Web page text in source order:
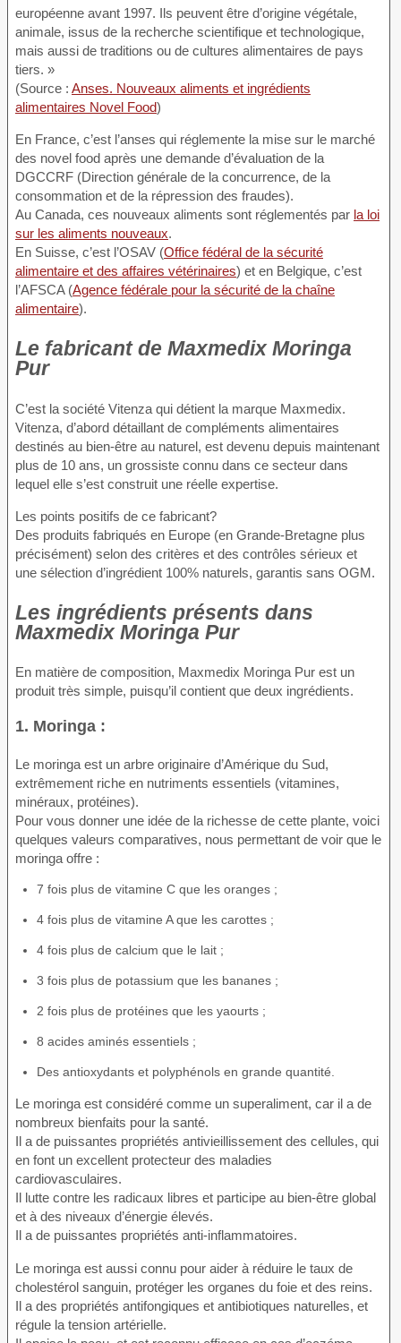
européenne avant 1997. Ils peuvent être d’origine végétale,
animale, issus de la recherche scientifique et technologique,
mais aussi de traditions ou de cultures alimentaires de pays
tiers. »
(Source : Anses. Nouveaux aliments et ingrédients
alimentaires Novel Food)
En France, c’est l’anses qui réglemente la mise sur le marché
des novel food après une demande d’évaluation de la
DGCCRF (Direction générale de la concurrence, de la
consommation et de la répression des fraudes).
Au Canada, ces nouveaux aliments sont réglementés par la loi
sur les aliments nouveaux.
En Suisse, c’est l’OSAV (Office fédéral de la sécurité
alimentaire et des affaires vétérinaires) et en Belgique, c’est
l’AFSCA (Agence fédérale pour la sécurité de la chaîne
alimentaire).
Le fabricant de Maxmedix Moringa
Pur
C’est la société Vitenza qui détient la marque Maxmedix.
Vitenza, d’abord détaillant de compléments alimentaires
destinés au bien-être au naturel, est devenu depuis maintenant
plus de 10 ans, un grossiste connu dans ce secteur dans
lequel elle s’est construit une réelle expertise.
Les points positifs de ce fabricant?
Des produits fabriqués en Europe (en Grande-Bretagne plus
précisément) selon des critères et des contrôles sérieux et
une sélection d’ingrédient 100% naturels, garantis sans OGM.
Les ingrédients présents dans
Maxmedix Moringa Pur
En matière de composition, Maxmedix Moringa Pur est un
produit très simple, puisqu’il contient que deux ingrédients.
1. Moringa :
Le moringa est un arbre originaire d’Amérique du Sud,
extrêmement riche en nutriments essentiels (vitamines,
minéraux, protéines).
Pour vous donner une idée de la richesse de cette plante, voici
quelques valeurs comparatives, nous permettant de voir que le
moringa offre :
7 fois plus de vitamine C que les oranges ;
4 fois plus de vitamine A que les carottes ;
4 fois plus de calcium que le lait ;
3 fois plus de potassium que les bananes ;
2 fois plus de protéines que les yaourts ;
8 acides aminés essentiels ;
Des antioxydants et polyphénols en grande quantité.
Le moringa est considéré comme un superaliment, car il a de
nombreux bienfaits pour la santé.
Il a de puissantes propriétés antivieillissement des cellules, qui
en font un excellent protecteur des maladies
cardiovasculaires.
Il lutte contre les radicaux libres et participe au bien-être global
et à des niveaux d’énergie élevés.
Il a de puissantes propriétés anti-inflammatoires.
Le moringa est aussi connu pour aider à réduire le taux de
cholestérol sanguin, protéger les organes du foie et des reins.
Il a des propriétés antifongiques et antibiotiques naturelles, et
régule la tension artérielle.